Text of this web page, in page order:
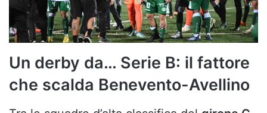
Un derby da… Serie B: il fattore
che scalda Benevento-Avellino